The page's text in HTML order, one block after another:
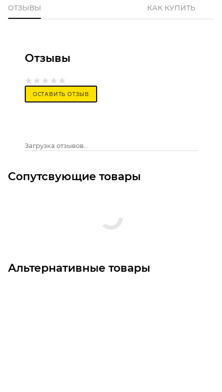
ОТЗЫВЫ КАК КУПИТЬ
Отзывы
ОСТАВИТЬ ОТЗЫВ
Загрузка отзывов...
Сопутсвующие товары
Альтернативные товары